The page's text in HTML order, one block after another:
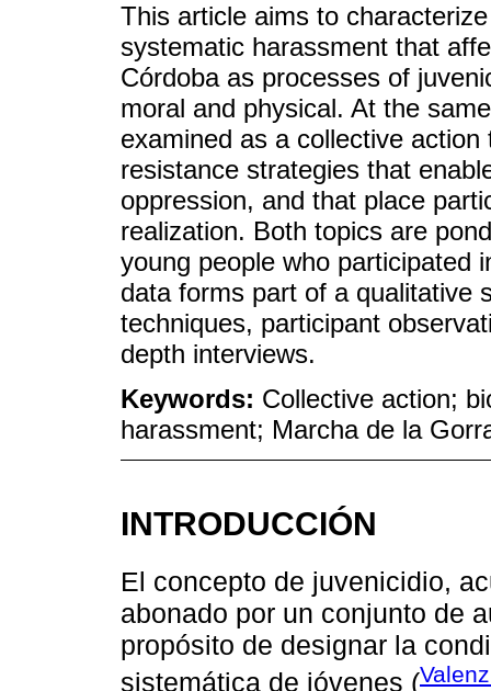
This article aims to
systematic harassment that
Córdoba as processes of
moral and physical. At the
examined as a collective
resistance strategies that
oppression, and that place
realization. Both topics are
young people who participated
data forms part of a qualitative
techniques, participant
depth interviews.
Keywords: Collective action;
harassment; Marcha de la
INTRODUCCIÓN
El concepto de juvenicidio,
abonado por un conjunto de
propósito de designar la
sistemática de jóvenes (